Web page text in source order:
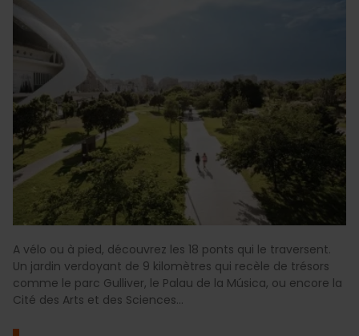
A vélo ou à pied, découvrez les 18 ponts qui le traversent.
Un jardin verdoyant de 9 kilomètres qui recèle de trésors
comme le parc Gulliver, le Palau de la Música, ou encore la
Cité des Arts et des Sciences...